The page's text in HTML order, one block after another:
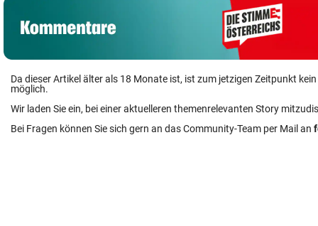
Da dieser Artikel älter als 18 Monate ist, ist zum jetzigen Zeitpunkt
möglich.
Wir laden Sie ein, bei einer aktuelleren themenrelevanten Story
Bei Fragen können Sie sich gern an das Community-Team per Mail an